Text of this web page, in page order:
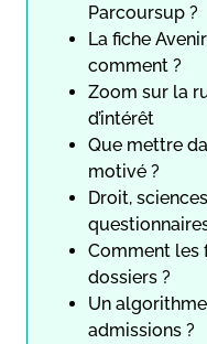
Parcoursup ?
La fiche
comment ?
Zoom sur la
d’intérêt
Que mettre
motivé ?
Droit,
Comment les
dossiers ?
Un
admissions ?